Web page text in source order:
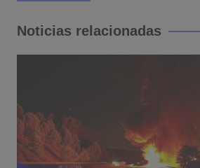
entradas
Noticias relacionadas